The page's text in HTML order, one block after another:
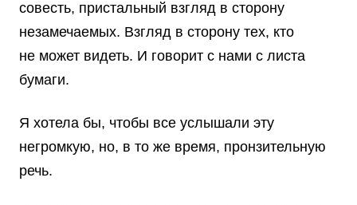
совесть, пристальный взгляд в сторону
незамечаемых. Взгляд в сторону тех, кто
не может видеть. И говорит с нами с листа
бумаги.
Я хотела бы, чтобы все услышали эту
негромкую, но, в то же время, пронзительную
речь.